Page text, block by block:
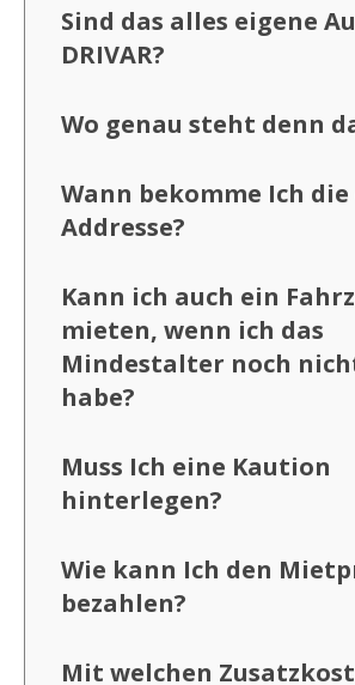
Sind das alles eigene
DRIVAR?
Wo genau steht denn
Wann bekomme Ich
Addresse?
Kann ich auch ein
mieten, wenn ich das
Mindestalter noch
habe?
Muss Ich eine Kaution
hinterlegen?
Wie kann Ich den
bezahlen?
Mit welchen